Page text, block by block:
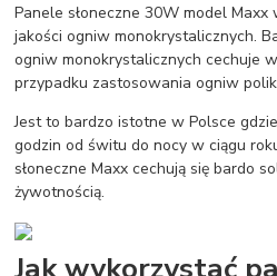
Panele słoneczne 30W model
jakości ogniw monokrystalicznych.
ogniw monokrystalicznych cechuje
przypadku zastosowania ogniw
Jest to bardzo istotne w Polsce
godzin od świtu do nocy w ciągu
słoneczne Maxx cechują się bardo
żywotnością.